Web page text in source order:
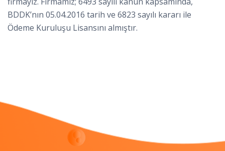
BDDK’nın 05.04.2016 tarih ve 6823 sayılı kararı ile
Ödeme Kuruluşu Lisansını almıştır.